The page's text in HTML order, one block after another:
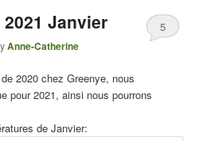
Janvier
Anne-Catherine
5
2020 chez Greenye, nous
pour 2021, ainsi nous pourrons
de Janvier: